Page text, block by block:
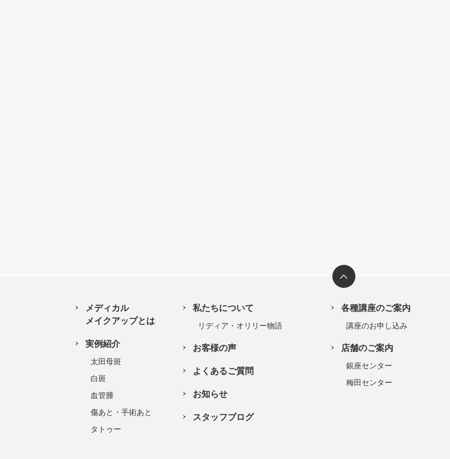
メディカル
メイクアップとは
実例紹介
太田母斑
白斑
血管腫
傷あと・手術あと
タトゥー
私たちについて
リディア・オリリー物語
お客様の声
よくあるご質問
お知らせ
スタッフブログ
各種講座のご案内
講座のお申し込み
店舗のご案内
銀座センター
梅田センター